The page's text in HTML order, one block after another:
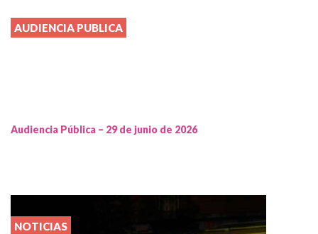
AUDIENCIA PUBLICA
Audiencia Pública – 29 de junio de 2026
NOTICIAS